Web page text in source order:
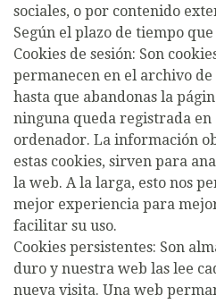
sociales, o por contenido
Según el plazo de tiempo
Cookies de sesión: Son
permanecen en el archivo
hasta que abandonas la
ninguna queda registrada
ordenador. La información
estas cookies, sirven para
la web. A la larga, esto nos
mejor experiencia para
facilitar su uso.
Cookies persistentes: Son
duro y nuestra web las lee
nueva visita. Una web